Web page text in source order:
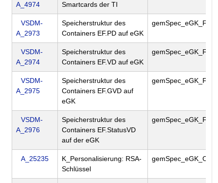
A_4974
Smartcards der TI
VSDM-
A_2973
Speicherstruktur des
Containers EF.PD auf eGK
VSDM-
A_2974
Speicherstruktur des
Containers EF.VD auf eGK
VSDM-
A_2975
Speicherstruktur des
Containers EF.GVD auf
eGK
VSDM-
A_2976
Speicherstruktur des
Containers EF.StatusVD
auf der eGK
A_25235
K_Personalisierung: RSA-
Schlüssel